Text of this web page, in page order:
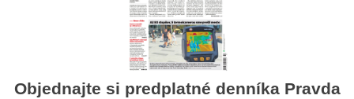
Objednajte si predplatné denníka Pravda